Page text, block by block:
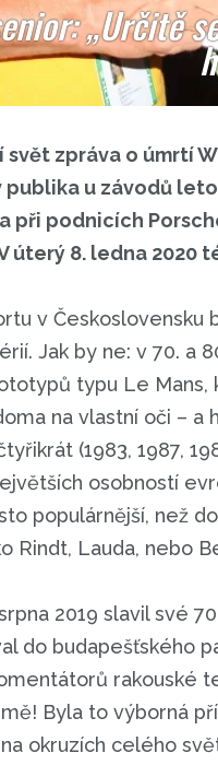
„Určitě
zpráva o úmrtí
u závodů
při podnicích
úterý 8. ledna 2020
v Československu
Jak by ne: v 70. a
typu Le Mans,
na vlastní oči – a
(1983, 1987,
osobností
populárnější, než
Rindt, Lauda, nebo
2019 slavil své
do budapešťského
rakouské
Byla to výborná
okruzích celého